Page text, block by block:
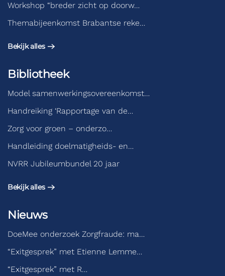
Workshop “breder zicht op doorw…
Themabijeenkomst Brabantse reke…
Bekijk alles
Bibliotheek
Model samenwerkingsovereenkomst…
Handreiking ‘Rapportage van de…
Zorg voor groen – onderzo…
Handleiding doelmatigheids- en…
NVRR Jubileumbundel 20 jaar
Bekijk alles
Nieuws
DoeMee onderzoek Zorgfraude: ma…
“Exitgesprek” met Etienne Lemme…
“Exitgesprek” met R…